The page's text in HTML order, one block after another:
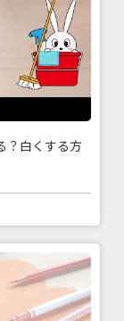
？白くする方